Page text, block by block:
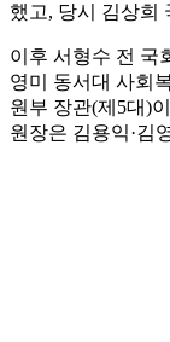
했고, 당시 김상희
이후 서형수 전 국
영미 동서대 사회
원부 장관(제5대)
원장은 김용익·김